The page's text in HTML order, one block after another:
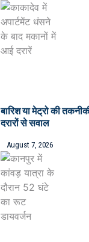
बारिश या मेट्रो की
दरारों से सवाल
August 7, 2026